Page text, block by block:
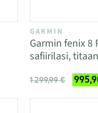
GARMIN
Garmin fenix 8
safiirilasi,
1 299,99 €